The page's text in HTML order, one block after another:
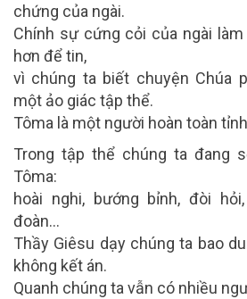
chứng của ngài.
Chính sự cứng cỏi của ngài
hơn để tin,
vì chúng ta biết chuyện Chúa
một ảo giác tập thể.
Tôma là một người hoàn toàn
Trong tập thể chúng ta đang
Tôma:
hoài nghi, bướng bỉnh, đòi
đoàn…
Thầy Giêsu dạy chúng ta bao
không kết án.
Quanh chúng ta vẫn có nhiều